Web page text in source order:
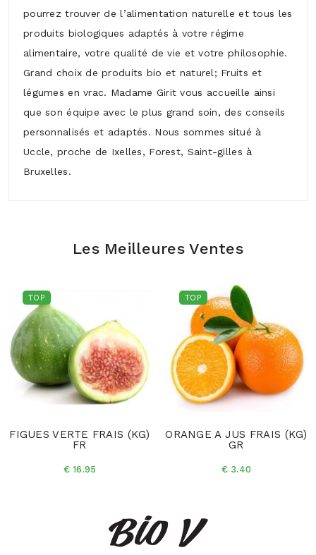
pourrez trouver de l’alimentation naturelle et tous les
produits biologiques adaptés à votre régime
alimentaire, votre qualité de vie et votre philosophie.
Grand choix de produits bio et naturel; Fruits et
légumes en vrac. Madame Girit vous accueille ainsi
que son équipe avec le plus grand soin, des conseils
personnalisés et adaptés. Nous sommes situé à
Uccle, proche de Ixelles, Forest, Saint-gilles à
Bruxelles.
Les Meilleures Ventes
TOP
FIGUES VERTE FRAIS (KG)
FR
€ 16.95
TOP
ORANGE A JUS FRAIS (KG)
GR
€ 3.40